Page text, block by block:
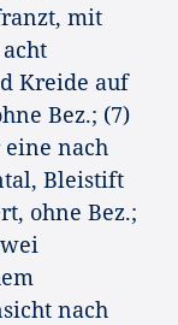
mit
Kreide auf
Bez.; (7)
nach
Bleistift
ohne Bez.;
nach